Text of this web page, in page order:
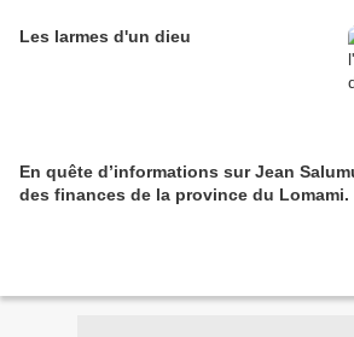
Les larmes d'un dieu
En quête d’informations sur Jean
des finances de la province du Lomami.